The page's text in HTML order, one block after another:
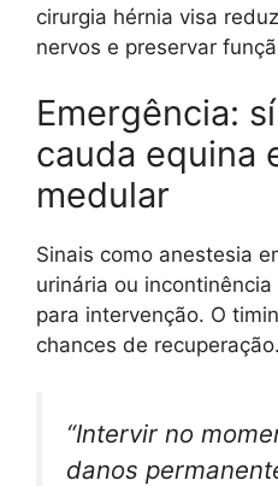
cirurgia hérnia visa
nervos e preservar
Emergência:
cauda equina
medular
Sinais como anestesia
urinária ou
para intervenção. O
chances de recuperação.
“Intervir no
danos